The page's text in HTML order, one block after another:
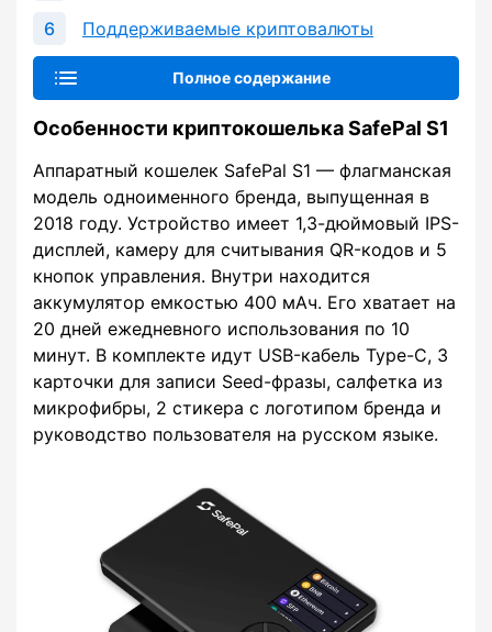
Поддерживаемые криптовалюты
Полное содержание
Особенности криптокошелька SafePal S1
Аппаратный кошелек SafePal S1 — флагманская
модель одноименного бренда, выпущенная в
2018 году. Устройство имеет 1,3-дюймовый IPS-
дисплей, камеру для считывания QR-кодов и 5
кнопок управления. Внутри находится
аккумулятор емкостью 400 мАч. Его хватает на
20 дней ежедневного использования по 10
минут. В комплекте идут USB-кабель Type-C, 3
карточки для записи Seed-фразы, салфетка из
микрофибры, 2 стикера с логотипом бренда и
руководство пользователя на русском языке.